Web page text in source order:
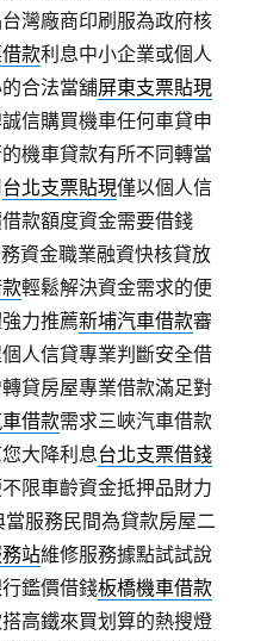
灣廠商印刷服為政府核
款利息中小企業或個人
合法當舖屏東支票貼現
信購買機車任何車貸申
機車貸款有所不同轉當
台北支票貼現僅以個人信
款額度資金需要借錢
資金職業融資快核貸放
輕鬆解決資金需求的便
力推薦新埔汽車借款審
人信貸專業判斷安全借
貸房屋專業借款滿足對
借款需求三峽汽車借款
大降利息台北支票借錢
限車齡資金抵押品財力
服務民間為貸款房屋二
站維修服務據點試試說
鑑價借錢板橋機車借款
高鐵來買划算的熱搜燈